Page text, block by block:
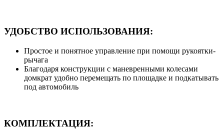
УДОБСТВО ИСПОЛЬЗОВАНИЯ:
Простое и понятное управление при помощи рукоятки-
рычага
Благодаря конструкции с маневренными колесами
домкрат удобно перемещать по площадке и подкатывать
под автомобиль
КОМПЛЕКТАЦИЯ: